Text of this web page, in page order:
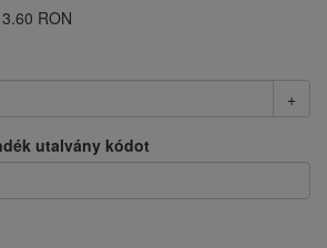
3.60 RON
+
utalvány kódot